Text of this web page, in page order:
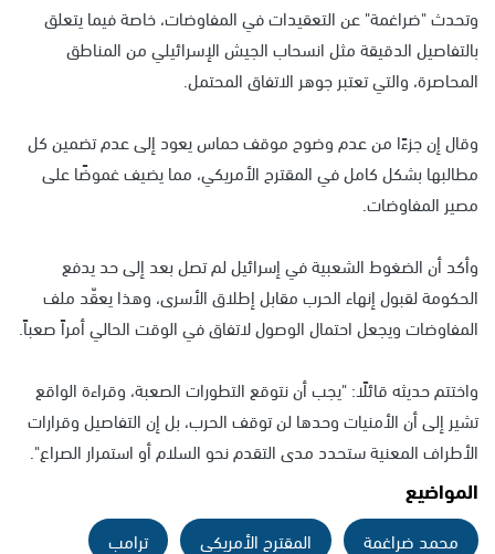
وتحدث "ضراغمة" عن التعقيدات في المفاوضات، خاصة فيما يتعلق
بالتفاصيل الدقيقة مثل انسحاب الجيش الإسرائيلي من المناطق
المحاصرة، والتي تعتبر جوهر الاتفاق المحتمل.
وقال إن جزءًا من عدم وضوح موقف حماس يعود إلى عدم تضمين كل
مطالبها بشكل كامل في المقترح الأمريكي، مما يضيف غموضًا على
مصير المفاوضات.
وأكد أن الضغوط الشعبية في إسرائيل لم تصل بعد إلى حد يدفع
الحكومة لقبول إنهاء الحرب مقابل إطلاق الأسرى، وهذا يعقّد ملف
المفاوضات ويجعل احتمال الوصول لاتفاق في الوقت الحالي أمراً صعباً.
واختتم حديثه قائلًا: "يجب أن نتوقع التطورات الصعبة، وقراءة الواقع
تشير إلى أن الأمنيات وحدها لن توقف الحرب، بل إن التفاصيل وقرارات
الأطراف المعنية ستحدد مدى التقدم نحو السلام أو استمرار الصراع".
المواضيع
محمد ضراغمة المقترح الأمريكي ترامب